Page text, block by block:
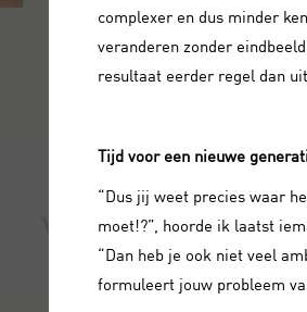
complexer en dus minder
veranderen zonder
resultaat eerder regel dan
Tijd voor een nieuwe
“Dus jij weet precies waar
moet!?”, hoorde ik laatst
“Dan heb je ook niet veel
formuleert jouw probleem